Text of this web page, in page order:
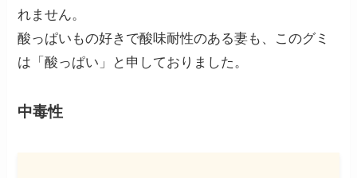
れません。
酸っぱいもの好きで酸味耐性のある妻も、このグミ
は「酸っぱい」と申しておりました。
中毒性